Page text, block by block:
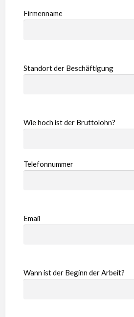
Firmenname
Standort der Beschäftigung
Wie hoch ist der Bruttolohn?
Telefonnummer
Email
Wann ist der Beginn der Arbeit?